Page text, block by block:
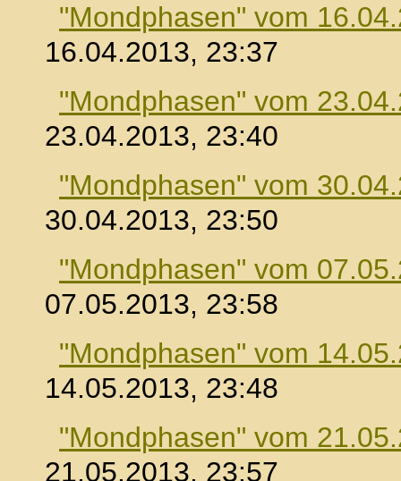
"Mondphasen" vom
16.04.2013, 23:37
"Mondphasen" vom
23.04.2013, 23:40
"Mondphasen" vom
30.04.2013, 23:50
"Mondphasen" vom
07.05.2013, 23:58
"Mondphasen" vom
14.05.2013, 23:48
"Mondphasen" vom
21.05.2013, 23:57